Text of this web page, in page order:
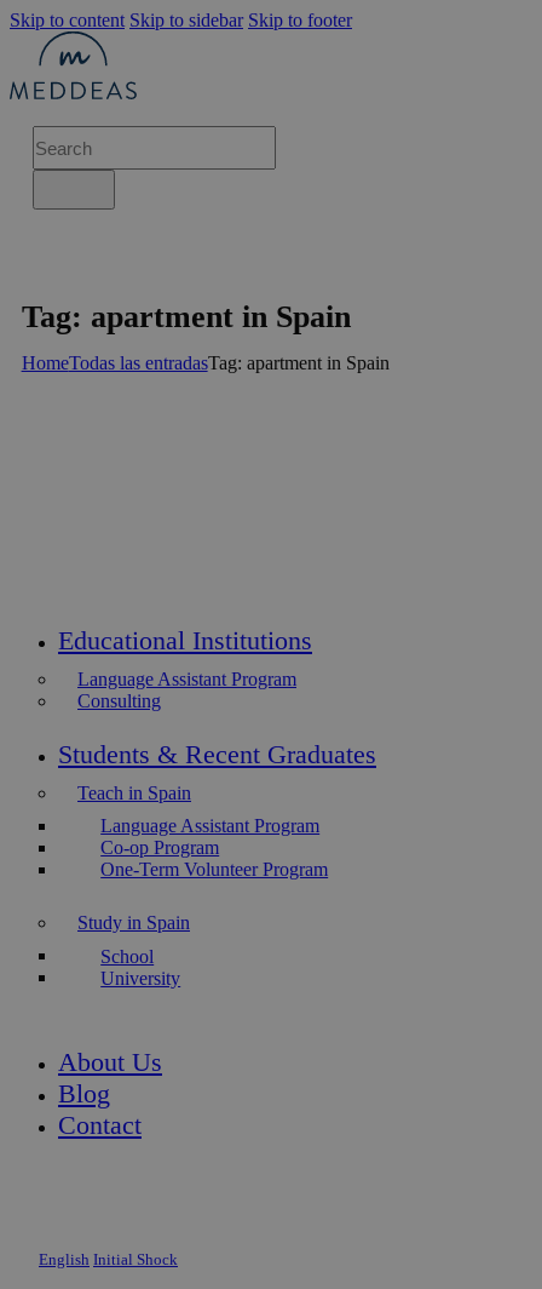
Skip to content Skip to sidebar Skip to footer
Tag: apartment in Spain
HomeTodas las entradasTag: apartment in Spain
Educational Institutions
Language Assistant Program
Consulting
Students & Recent Graduates
Teach in Spain
Language Assistant Program
Co-op Program
One-Term Volunteer Program
Study in Spain
School
University
About Us
Blog
Contact
English Initial Shock